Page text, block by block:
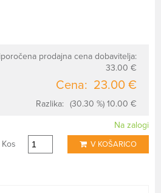
prodajna cena dobavitelja:
33.00 €
Cena: 23.00 €
Razlika: (30.30 %) 10.00 €
Na zalogi
Kos
V KOŠARICO